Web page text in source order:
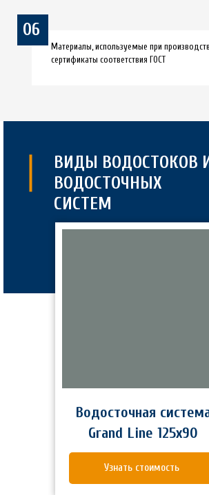
Материалы, используемые при
сертификаты соответствия ГОСТ
06
Узнать стоимость
Водосточная
Grand Line 125x90
ВИДЫ ВОДОСТОКОВ
ВОДОСТОЧНЫХ
СИСТЕМ